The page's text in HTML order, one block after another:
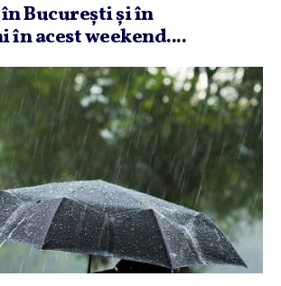
în Bucureşti şi în
acest weekend....